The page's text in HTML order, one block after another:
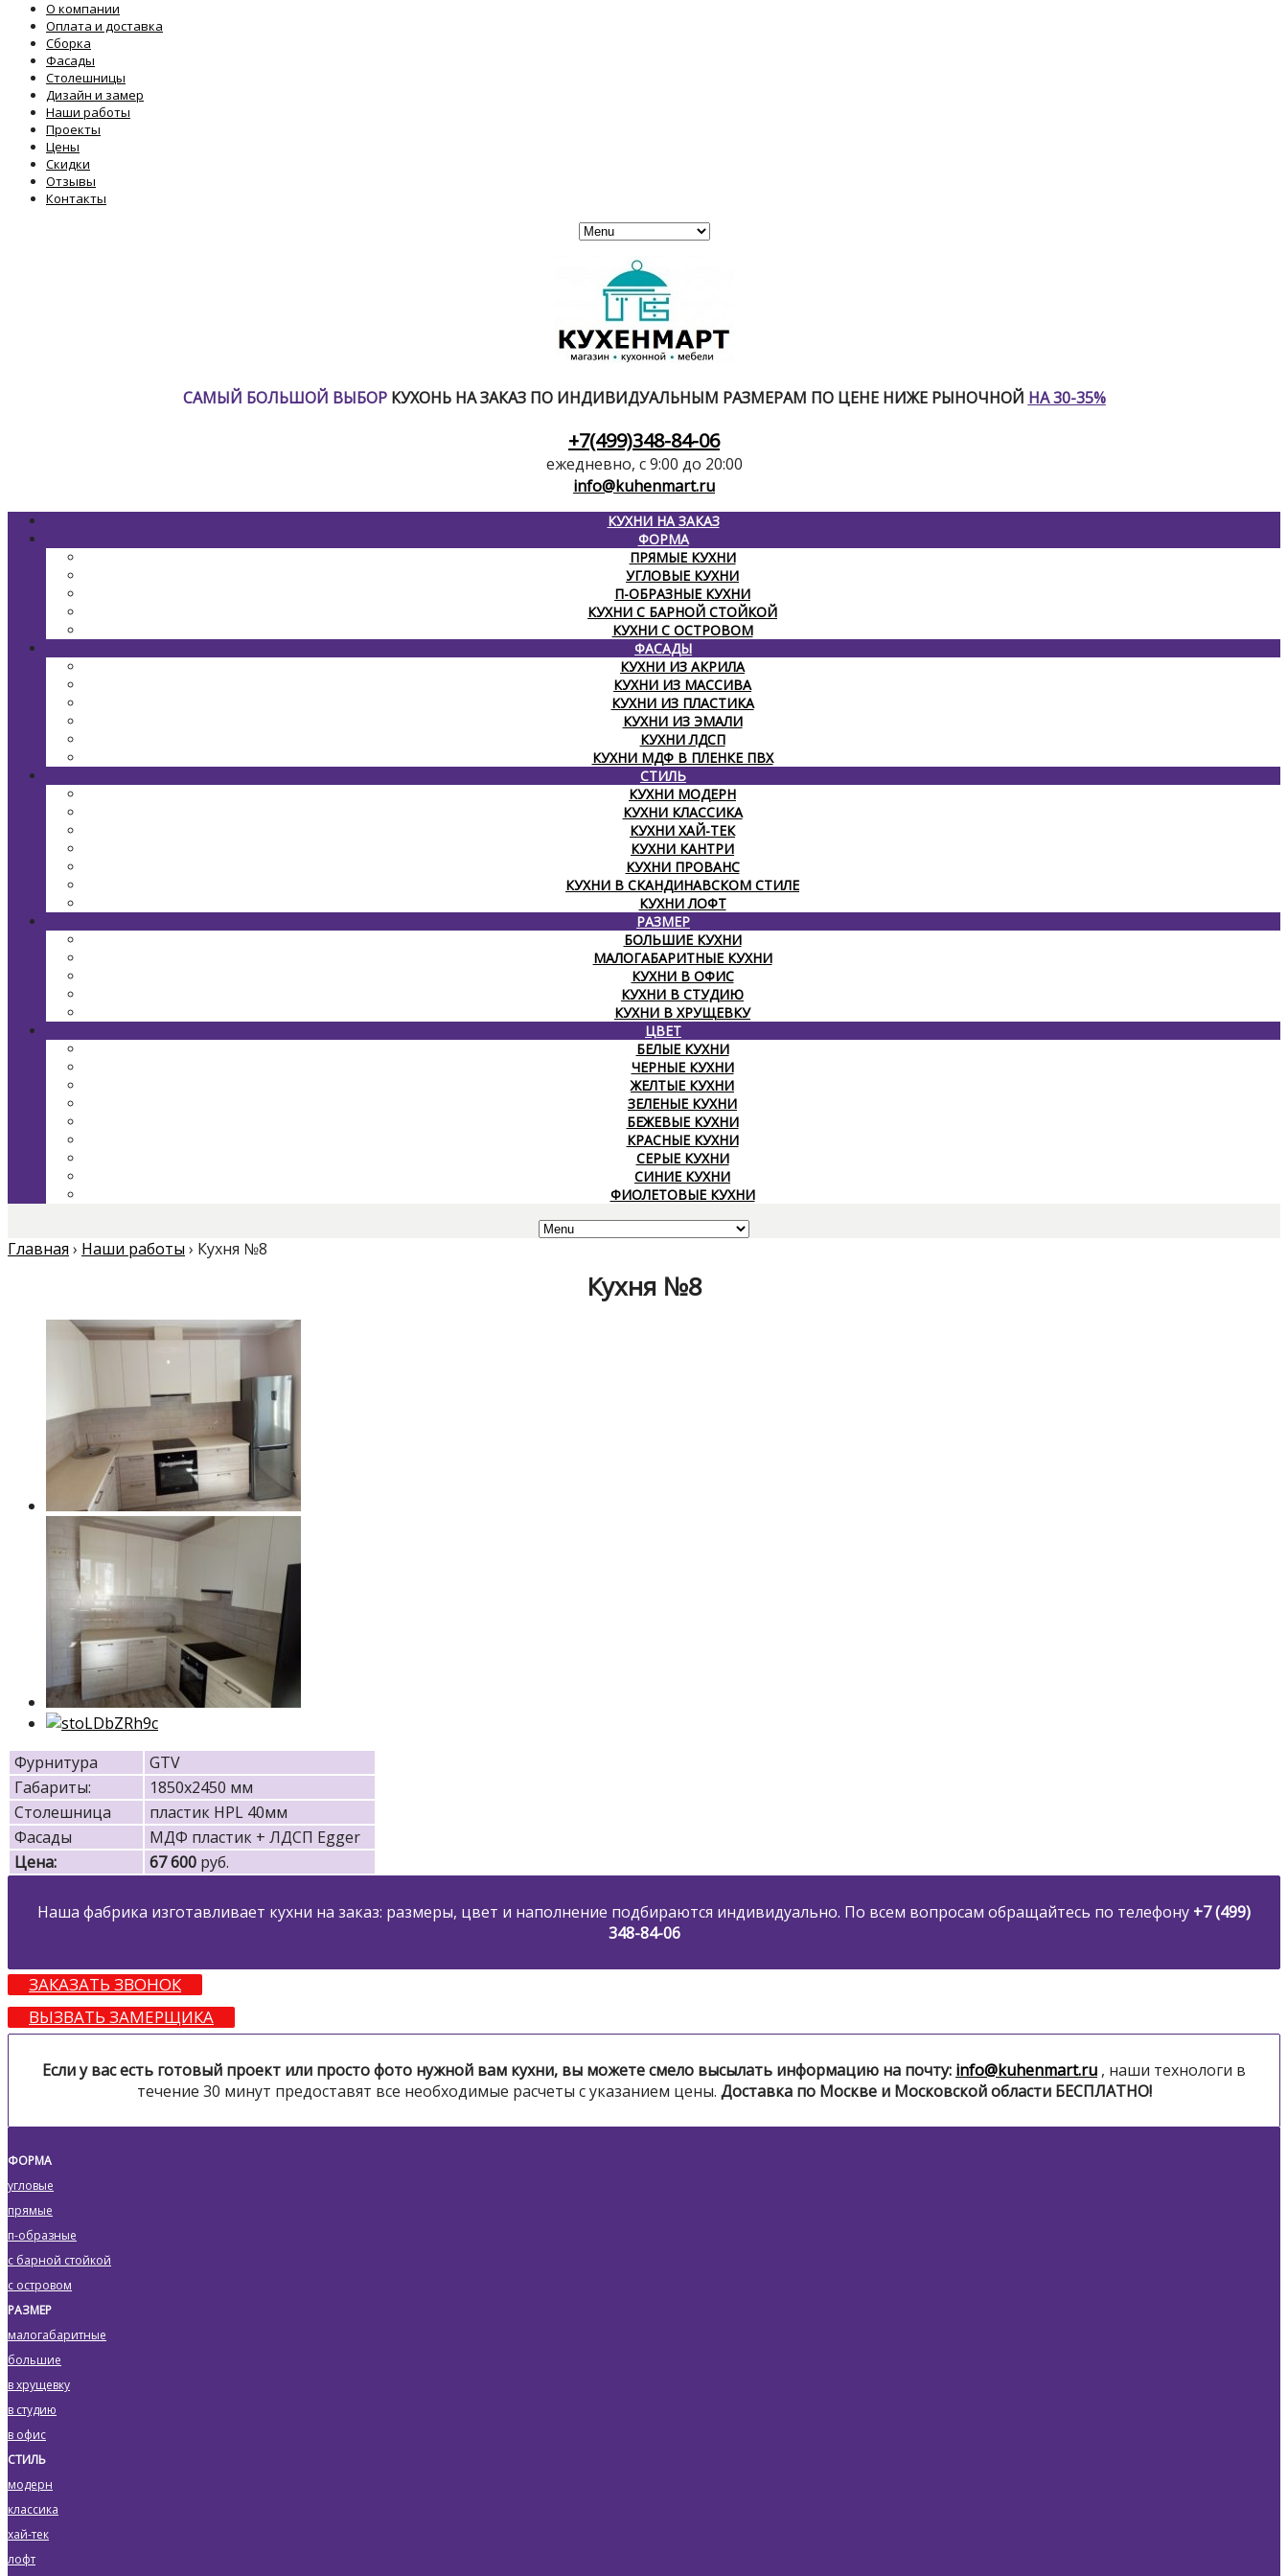
О компании
Оплата и доставка
Сборка
Фасады
Столешницы
Дизайн и замер
Наши работы
Проекты
Цены
Скидки
Отзывы
Контакты
САМЫЙ БОЛЬШОЙ ВЫБОРКУХОНЬ НА ЗАКАЗ ПО ИНДИВИДУАЛЬНЫМ РАЗМЕРАМ ПО ЦЕНЕ НИЖЕ РЫНОЧНОЙ НА 30-35%
+7(499)348-84-06
ежедневно, с 9:00 до 20:00
info@kuhenmart.ru
КУХНИ НА ЗАКАЗ
ФОРМА
ПРЯМЫЕ КУХНИ
УГЛОВЫЕ КУХНИ
П-ОБРАЗНЫЕ КУХНИ
КУХНИ С БАРНОЙ СТОЙКОЙ
КУХНИ С ОСТРОВОМ
ФАСАДЫ
КУХНИ ИЗ АКРИЛА
КУХНИ ИЗ МАССИВА
КУХНИ ИЗ ПЛАСТИКА
КУХНИ ИЗ ЭМАЛИ
КУХНИ ЛДСП
КУХНИ МДФ В ПЛЕНКЕ ПВХ
СТИЛЬ
КУХНИ МОДЕРН
КУХНИ КЛАССИКА
КУХНИ ХАЙ-ТЕК
КУХНИ КАНТРИ
КУХНИ ПРОВАНС
КУХНИ В СКАНДИНАВСКОМ СТИЛЕ
КУХНИ ЛОФТ
РАЗМЕР
БОЛЬШИЕ КУХНИ
МАЛОГАБАРИТНЫЕ КУХНИ
КУХНИ В ОФИС
КУХНИ В СТУДИЮ
КУХНИ В ХРУЩЕВКУ
ЦВЕТ
БЕЛЫЕ КУХНИ
ЧЕРНЫЕ КУХНИ
ЖЕЛТЫЕ КУХНИ
ЗЕЛЕНЫЕ КУХНИ
БЕЖЕВЫЕ КУХНИ
КРАСНЫЕ КУХНИ
СЕРЫЕ КУХНИ
СИНИЕ КУХНИ
ФИОЛЕТОВЫЕ КУХНИ
Главная › Наши работы › Кухня №8
Кухня №8
Фурнитура
GTV
Габариты:
1850х2450 мм
Столешница
пластик HPL 40мм
Фасады
МДФ пластик + ЛДСП Egger
Цена:
67 600 руб.
Наша фабрика изготавливает кухни на заказ: размеры, цвет и наполнение подбираются индивидуально. По всем вопросам обращайтесь по телефону +7 (499)
348-84-06
ЗАКАЗАТЬ ЗВОНОК
ВЫЗВАТЬ ЗАМЕРЩИКА
Если у вас есть готовый проект или просто фото нужной вам кухни, вы можете смело высылать информацию на почту: info@kuhenmart.ru , наши технологи в
течение 30 минут предоставят все необходимые расчеты с указанием цены. Доставка по Москве и Московской области БЕСПЛАТНО!
ФОРМА
угловые
прямые
п-образные
с барной стойкой
с островом
РАЗМЕР
малогабаритные
большие
в хрущевку
в студию
в офис
СТИЛЬ
модерн
классика
хай-тек
лофт